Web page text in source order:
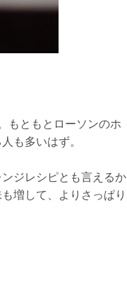
もともとローソンのホ
も多いはず。
ジレシピとも言えるか
増して、よりさっぱり